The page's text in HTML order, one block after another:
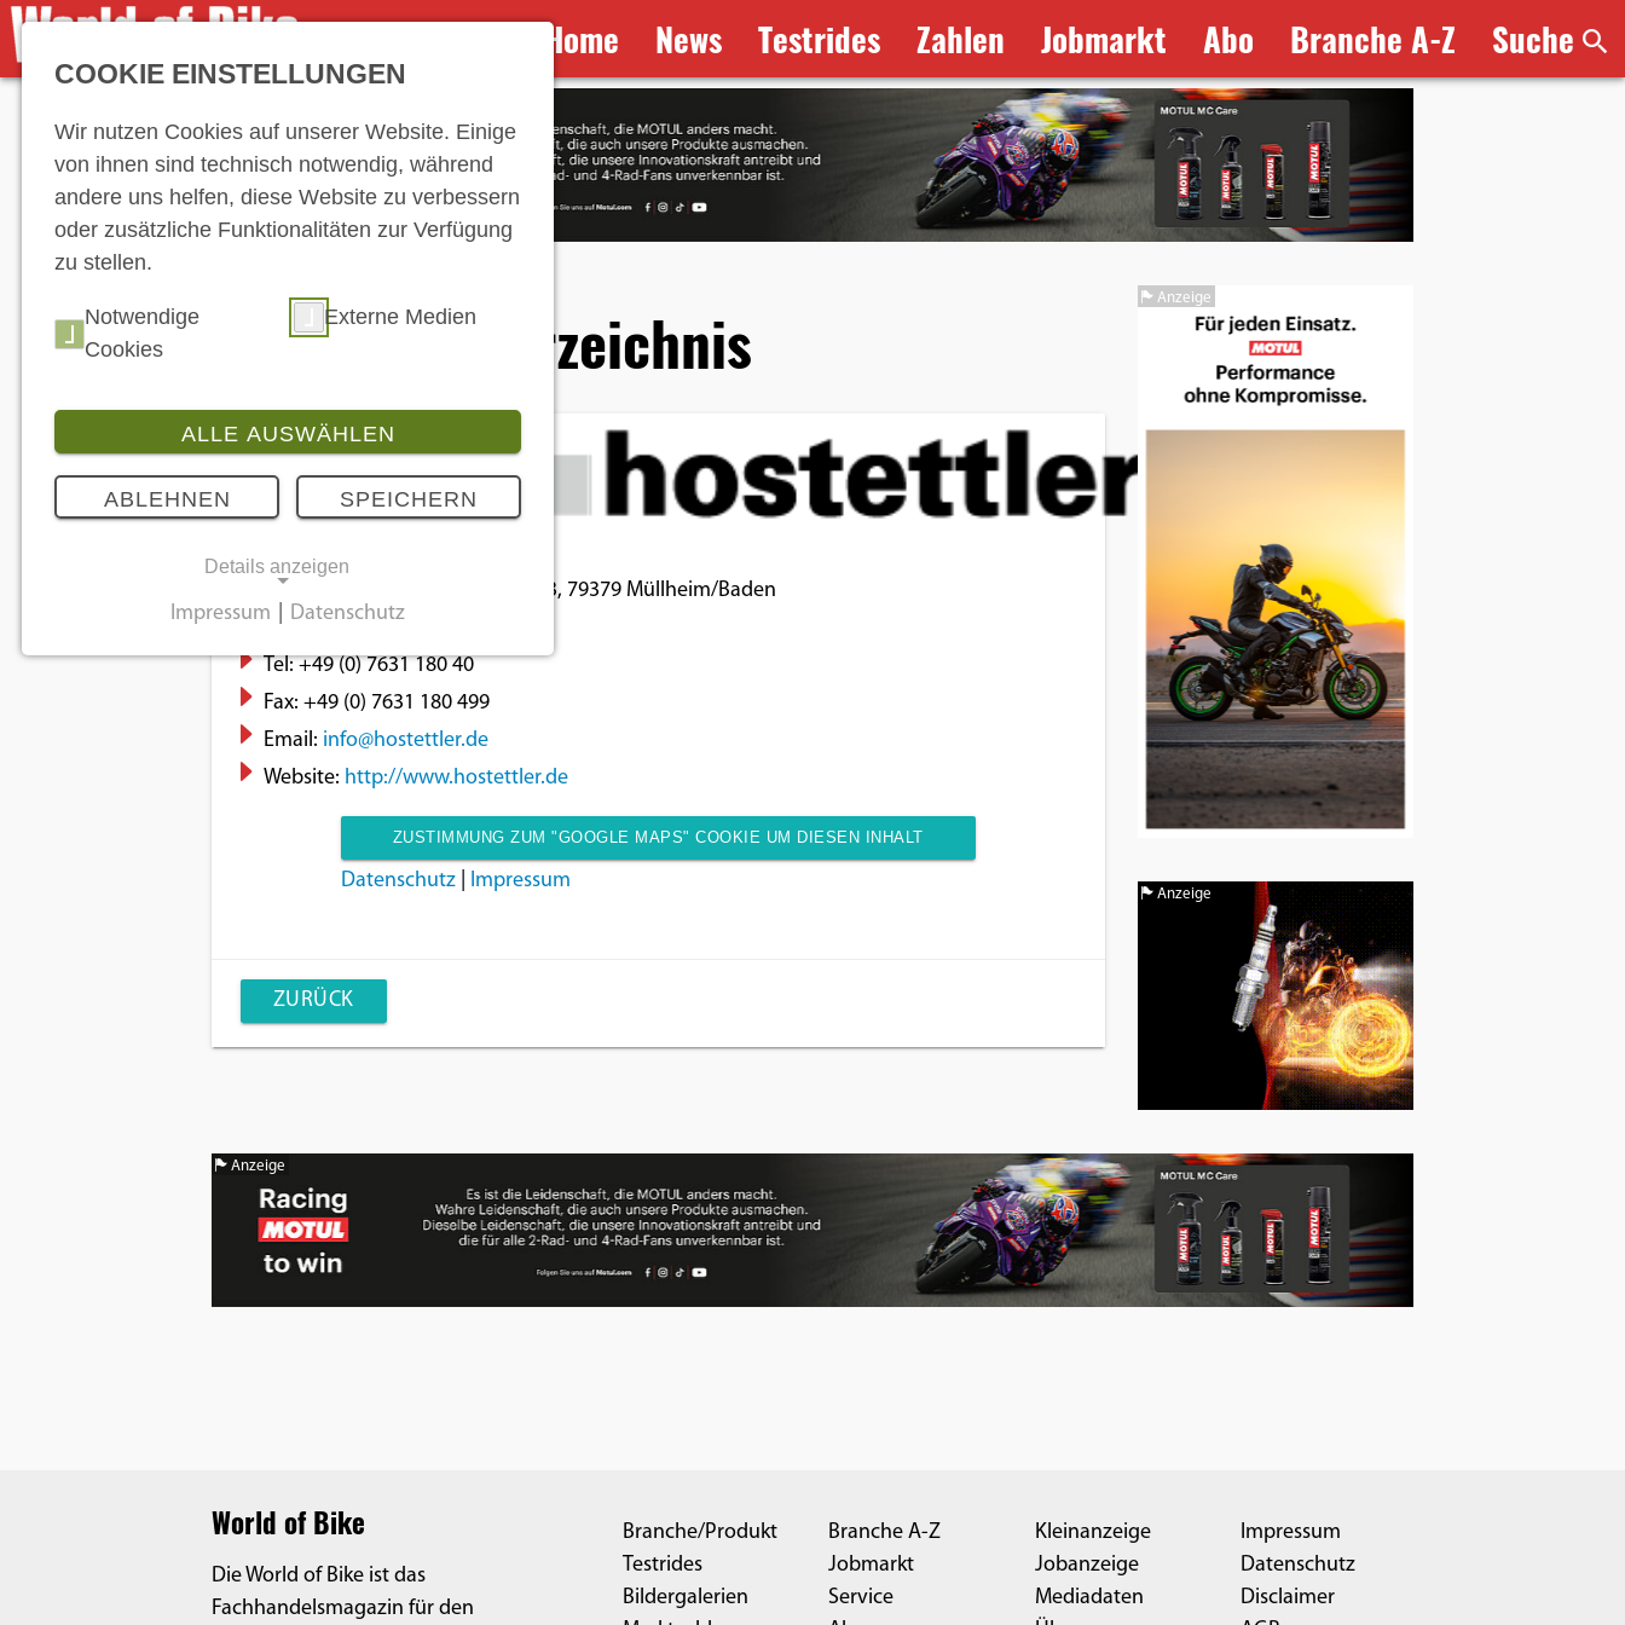
Home News Testrides Zahlen Jobmarkt Abo Branche A-Z Suche
Hersteller-Verzeichnis
Adresse:
Neuenburger Straße 33, 79379 Müllheim/Baden
Land:
Tel:+49 (0) 7631 180 40
Fax: +49 (0) 7631 180 499
Email: info@hostettler.de
Website: http://www.hostettler.de
ZUSTIMMUNG ZUM "GOOGLE MAPS" COOKIE UM DIESEN INHALT
Datenschutz| Impressum
ZURÜCK
Anzeige
Anzeige
Anzeige
World of Bike
Die World of Bike ist das
Fachhandelsmagazin für den
Branche/Produkt
Testrides
Bildergalerien
Branche A-Z
Jobmarkt
Service
Kleinanzeige
Jobanzeige
Mediadaten
Impressum
Datenschutz
Disclaimer
COOKIE EINSTELLUNGEN
Wir nutzen Cookies auf unserer Website. Einige
von ihnen sind technisch notwendig, während
andere uns helfen, diese Website zu verbessern
oder zusätzliche Funktionalitäten zur Verfügung
zu stellen.
Notwendige
Cookies
Externe Medien
ALLE AUSWÄHLEN
ABLEHNEN SPEICHERN
Details anzeigen
Notwendige Cookies ermöglichen
grundlegende Funktionen und sind für die
einwandfreie Funktion der Website
Dieser Cookie speichert die
EXTERNE MEDIEN
Impressum Datenschutz